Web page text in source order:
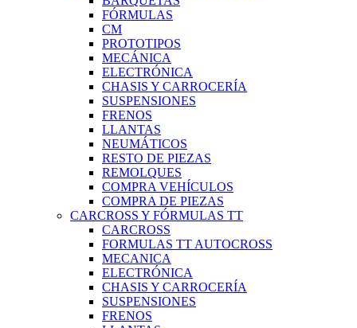
FÓRMULAS
CM
PROTOTIPOS
MECÁNICA
ELECTRÓNICA
CHASIS Y CARROCERÍA
SUSPENSIONES
FRENOS
LLANTAS
NEUMÁTICOS
RESTO DE PIEZAS
REMOLQUES
COMPRA VEHÍCULOS
COMPRA DE PIEZAS
CARCROSS Y FÓRMULAS TT
CARCROSS
FORMULAS TT AUTOCROSS
MECANICA
ELECTRÓNICA
CHASIS Y CARROCERÍA
SUSPENSIONES
FRENOS